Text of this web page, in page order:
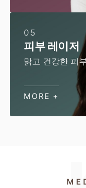
05
피부 레이저
맑고 건강한 피
MORE +